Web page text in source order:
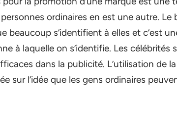
ordinaires en est une autre. Le
beaucoup s’identifient à elles et c’est
à laquelle on s’identifie. Les célébrités
dans la publicité. L’utilisation de
sur l’idée que les gens ordinaires